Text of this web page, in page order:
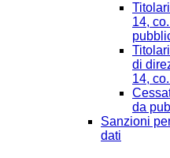
14,
di
14,
da
Sanzioni
dati